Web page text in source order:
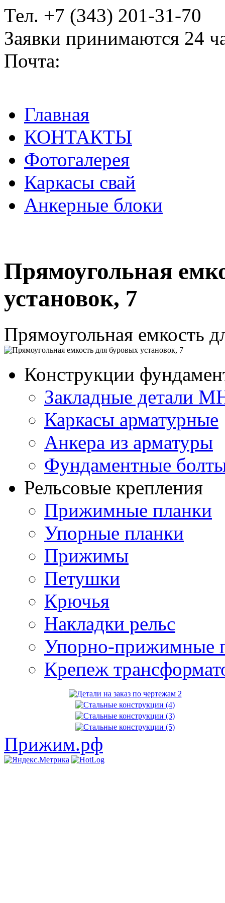
Тел. +7 (343) 201-31-70
Заявки принимаются 24
Почта:
Главная
КОНТАКТЫ
Фотогалерея
Каркасы свай
Анкерные блоки
Прямоугольная
установок, 7
Прямоугольная емкость
Конструкции
Закладные детали
Каркасы арматурные
Анкера из арматуры
Фундаментные
Рельсовые крепления
Прижимные планки
Упорные планки
Прижимы
Петушки
Крючья
Накладки рельс
Упорно-прижимные
Крепеж
Прижим.рф